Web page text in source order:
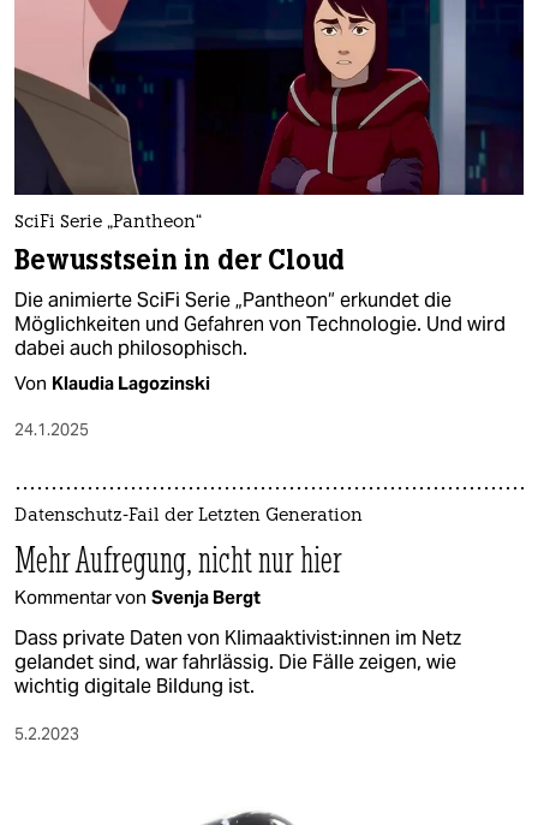
SciFi Serie „Pantheon“
Bewusstsein in der Cloud
Die animierte SciFi Serie „Pantheon“ erkundet die
Möglichkeiten und Gefahren von Technologie. Und wird
dabei auch philosophisch.
Von Klaudia Lagozinski
24.1.2025
Datenschutz-Fail der Letzten Generation
Mehr Aufregung, nicht nur hier
Kommentar von Svenja Bergt
Dass private Daten von Kli­ma­ak­ti­vis­t:in­nen im Netz
gelandet sind, war fahrlässig. Die Fälle zeigen, wie
wichtig digitale Bildung ist.
5.2.2023